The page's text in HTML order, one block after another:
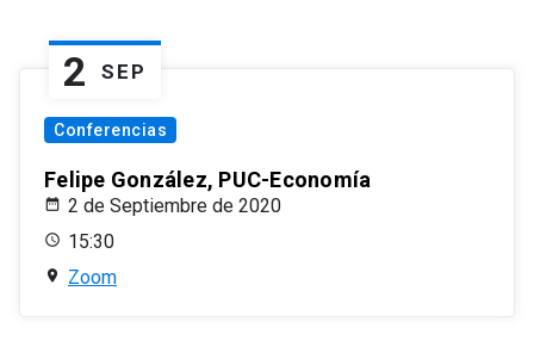
2 SEP
Conferencias
Felipe González, PUC-Economía
2 de Septiembre de 2020
15:30
Zoom